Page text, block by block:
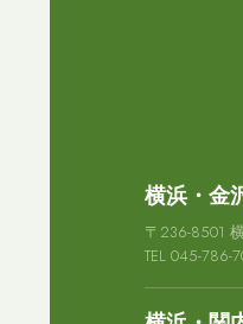
横浜・金
〒236-8501
TEL 045-786-